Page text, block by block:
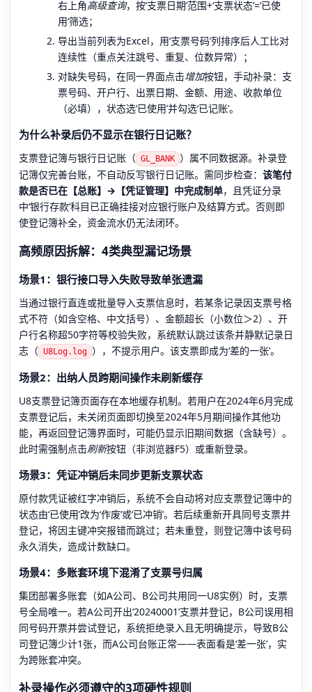
右上角高级查询，按‘支票日期’范围+‘支票状态’=‘已使
用’筛选；
导出当前列表为Excel，用‘支票号码’列排序后人工比对
连续性（重点关注跳号、重复、位数异常）；
对缺失号码，在同一界面点击增加按钮，手动补录：支
票号码、开户行、出票日期、金额、用途、收款单位
（必填），状态选‘已使用’并勾选‘已记账’。
为什么补录后仍不显示在银行日记账？
支票登记簿与银行日记账（ GL_BANK ）属不同数据源。补录登
记簿仅完善台账，不自动反写银行日记账。需同步检查： 该笔付
款是否已在【总账】→【凭证管理】中完成制单，且凭证分录
中‘银行存款’科目已正确挂接对应银行账户及结算方式。否则即
使登记簿补全，资金流水仍无法闭环。
高频原因拆解：4类典型漏记场景
场景1：银行接口导入失败导致单张遗漏
当通过银行直连或批量导入支票信息时，若某条记录因支票号格
式不符（如含空格、中文括号）、金额超长（小数位＞2）、开
户行名称超50字符等校验失败，系统默认跳过该条并静默记录日
志（ U8Log.log ），不提示用户。该支票即成为‘差的一张’。
场景2：出纳人员跨期间操作未刷新缓存
U8支票登记簿页面存在本地缓存机制。若用户在2024年6月完成
支票登记后，未关闭页面即切换至2024年5月期间操作其他功
能，再返回登记簿界面时，可能仍显示旧期间数据（含缺号）。
此时需强制点击刷新按钮（非浏览器F5）或重新登录。
场景3：凭证冲销后未同步更新支票状态
原付款凭证被红字冲销后，系统不会自动将对应支票登记簿中的
状态由‘已使用’改为‘作废’或‘已冲销’。若后续重新开具同号支票并
登记，将因主键冲突报错而跳过；若未重登，则登记簿中该号码
永久消失，造成计数缺口。
场景4：多账套环境下混淆了支票号归属
集团部署多账套（如A公司、B公司共用同一U8实例）时，支票
号全局唯一。若A公司开出‘20240001’支票并登记，B公司误用相
同号码开票并尝试登记，系统拒绝录入且无明确提示，导致B公
司登记簿少计1张，而A公司台账正常——表面看是‘差一张’，实
为跨账套冲突。
补录操作必须遵守的3项硬性规则